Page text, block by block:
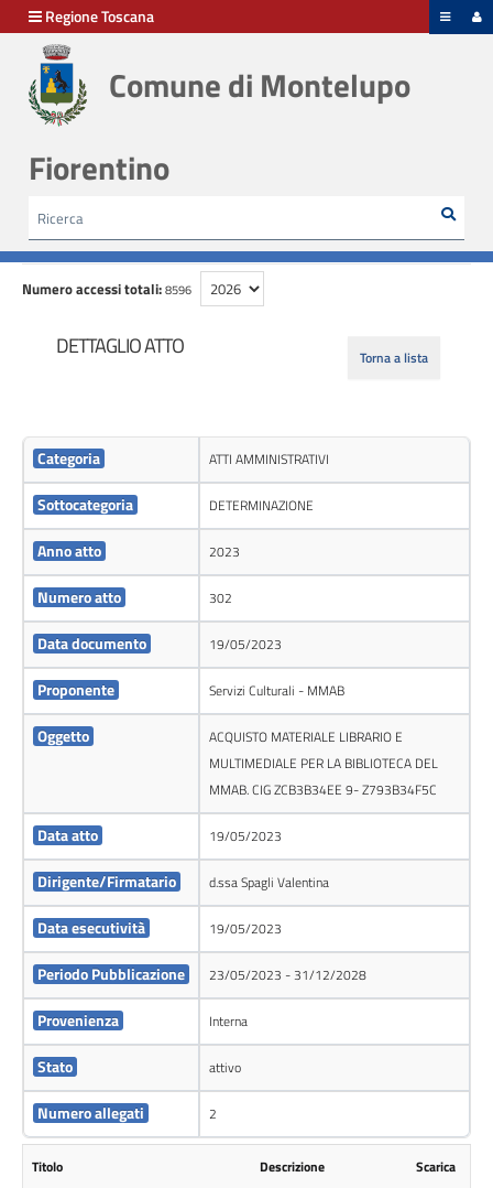
Regione Toscana
Comune di Montelupo
Fiorentino
Numero accessi totali:8596
DETTAGLIO ATTO Torna a lista
Categoria ATTI AMMINISTRATIVI
Sottocategoria DETERMINAZIONE
Anno atto 2023
Numero atto 302
Data documento 19/05/2023
Proponente Servizi Culturali - MMAB
Oggetto
ACQUISTO MATERIALE LIBRARIO E
MULTIMEDIALE PER LA BIBLIOTECA DEL
MMAB. CIG ZCB3B34EE 9- Z793B34F5C
Data atto 19/05/2023
Dirigente/Firmatario d.ssa Spagli Valentina
Data esecutività 19/05/2023
Periodo Pubblicazione 23/05/2023 - 31/12/2028
Provenienza Interna
Stato attivo
Numero allegati 2
Titolo Descrizione Scarica
menu